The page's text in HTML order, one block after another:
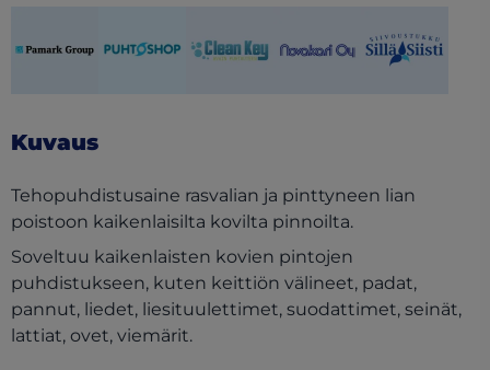
Kuvaus
Tehopuhdistusaine rasvalian ja pinttyneen lian
poistoon kaikenlaisilta kovilta pinnoilta.
Soveltuu kaikenlaisten kovien pintojen
puhdistukseen, kuten keittiön välineet, padat,
pannut, liedet, liesituulettimet, suodattimet, seinät,
lattiat, ovet, viemärit.